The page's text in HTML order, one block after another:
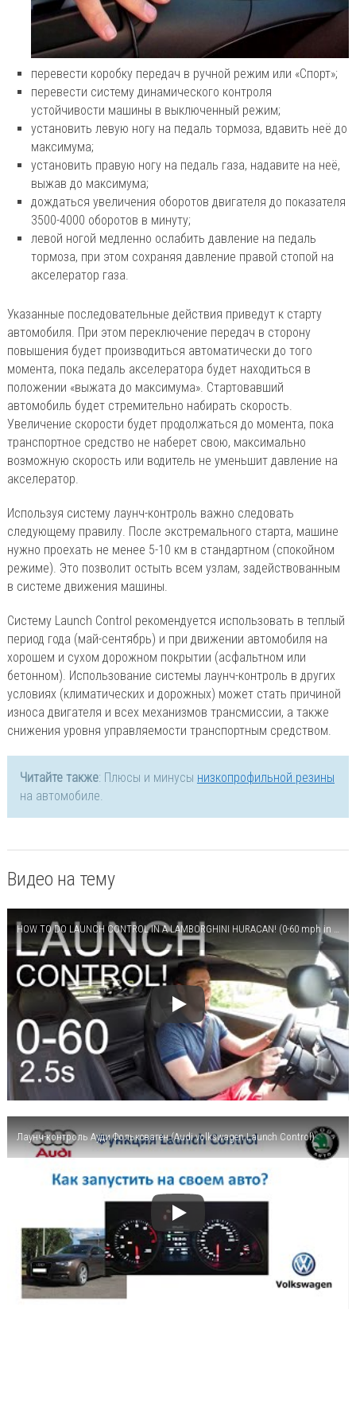
перевести коробку передач в ручной режим или «Спорт»;
перевести систему динамического контроля
устойчивости машины в выключенный режим;
установить левую ногу на педаль тормоза, вдавить неё до
максимума;
установить правую ногу на педаль газа, надавите на неё,
выжав до максимума;
дождаться увеличения оборотов двигателя до показателя
3500-4000 оборотов в минуту;
левой ногой медленно ослабить давление на педаль
тормоза, при этом сохраняя давление правой стопой на
акселератор газа.
Указанные последовательные действия приведут к старту
автомобиля. При этом переключение передач в сторону
повышения будет производиться автоматически до того
момента, пока педаль акселератора будет находиться в
положении «выжата до максимума». Стартовавший
автомобиль будет стремительно набирать скорость.
Увеличение скорости будет продолжаться до момента, пока
транспортное средство не наберет свою, максимально
возможную скорость или водитель не уменьшит давление на
акселератор.
Используя систему лаунч-контроль важно следовать
следующему правилу. После экстремального старта, машине
нужно проехать не менее 5-10 км в стандартном (спокойном
режиме). Это позволит остыть всем узлам, задействованным
в системе движения машины.
Систему Launch Control рекомендуется использовать в теплый
период года (май-сентябрь) и при движении автомобиля на
хорошем и сухом дорожном покрытии (асфальтном или
бетонном). Использование системы лаунч-контроль в других
условиях (климатических и дорожных) может стать причиной
износа двигателя и всех механизмов трансмиссии, а также
снижения уровня управляемости транспортным средством.
Читайте также: Плюсы и минусы низкопрофильной резины
на автомобиле.
Видео на тему
HOW TO DO LAUNCH CONTROL IN A LAMBORGHINI HURACAN! (0-60 mph in 2.5 seconds!)
Лаунч-контроль Ауди Фольксваген (Audi volkswagen Launch Control)